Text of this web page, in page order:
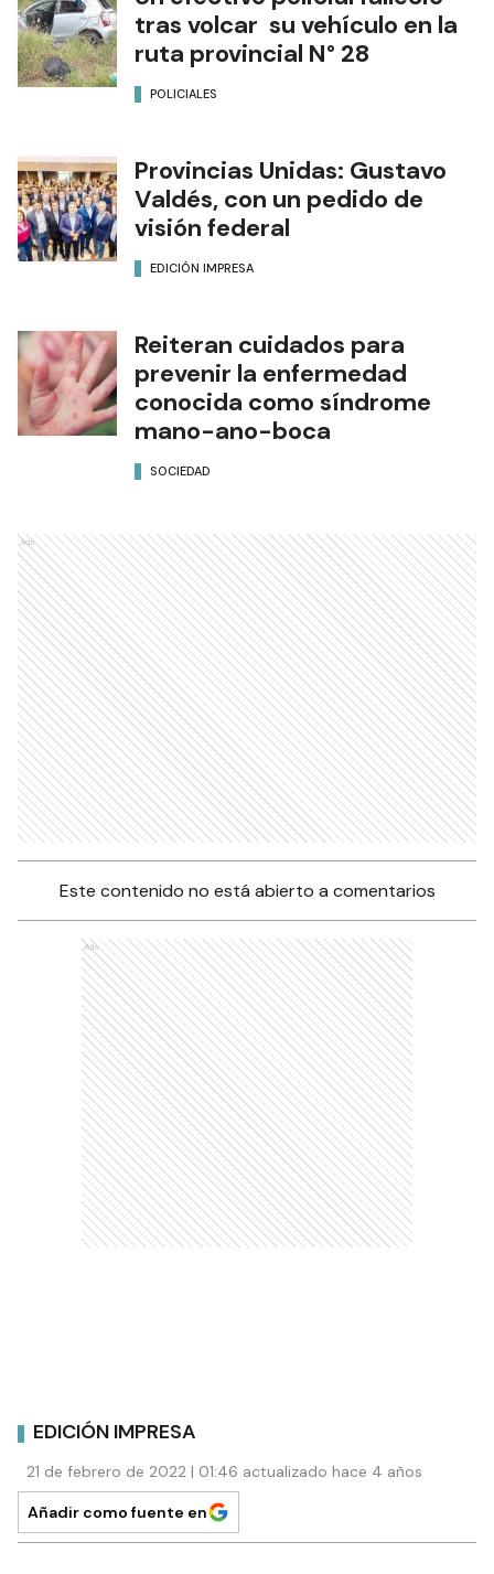
tras volcar su vehículo en la
ruta provincial N° 28
POLICIALES
Provincias Unidas: Gustavo
Valdés, con un pedido de
visión federal
EDICIÓN IMPRESA
Reiteran cuidados para
prevenir la enfermedad
conocida como síndrome
mano-ano-boca
SOCIEDAD
Ads
Este contenido no está abierto a comentarios
Ads
EDICIÓN IMPRESA
21 de febrero de 2022 | 01:46 actualizado hace 4 años
Añadir como fuente en